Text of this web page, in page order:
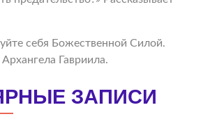
себя Божественной Силой.
Гавриила.
ЗАПИСИ